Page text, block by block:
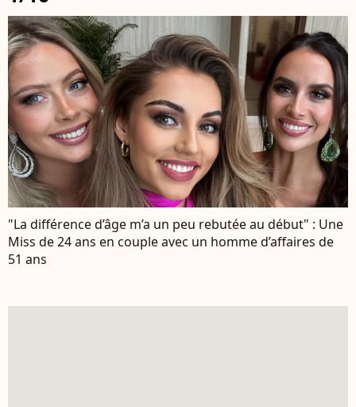
"La différence d’âge m’a un peu rebutée au début" : Une
Miss de 24 ans en couple avec un homme d’affaires de
51 ans